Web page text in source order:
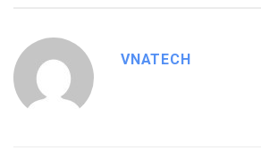
VNATECH